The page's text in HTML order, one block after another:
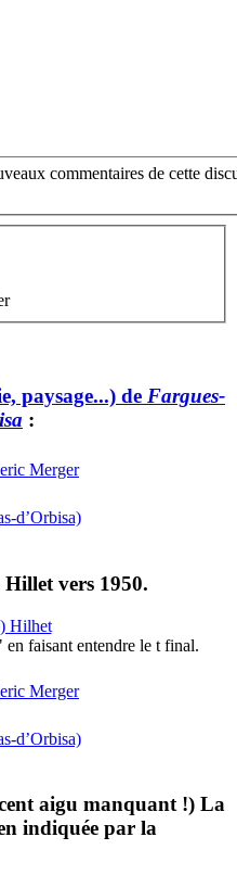
commentaires de cette
paysage...) de Fargues-
:
Merger
d’Orbisa)
vers 1950.
Hilhet
faisant entendre le t final.
Merger
d’Orbisa)
aigu manquant !) La
indiquée par la